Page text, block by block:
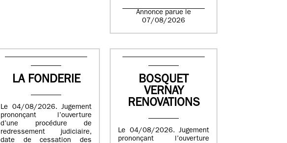
Annonce parue le
07/08/2026
LA FONDERIE
Le 04/08/2026. Jugement
prononçant l’ouverture
d’une procédure de
redressement judiciaire,
date de cessation des
BOSQUET
VERNAY
RENOVATIONS
Le 04/08/2026. Jugement
prononçant l’ouverture